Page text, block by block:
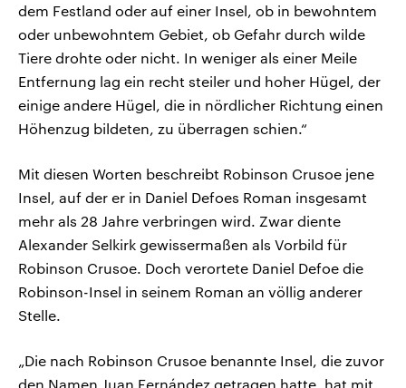
dem Festland oder auf einer Insel, ob in bewohntem
oder unbewohntem Gebiet, ob Gefahr durch wilde
Tiere drohte oder nicht. In weniger als einer Meile
Entfernung lag ein recht steiler und hoher Hügel, der
einige andere Hügel, die in nördlicher Richtung einen
Höhenzug bildeten, zu überragen schien.“
Mit diesen Worten beschreibt Robinson Crusoe jene
Insel, auf der er in Daniel Defoes Roman insgesamt
mehr als 28 Jahre verbringen wird. Zwar diente
Alexander Selkirk gewissermaßen als Vorbild für
Robinson Crusoe. Doch verortete Daniel Defoe die
Robinson-Insel in seinem Roman an völlig anderer
Stelle.
„Die nach Robinson Crusoe benannte Insel, die zuvor
den Namen Juan Fernández getragen hatte, hat mit